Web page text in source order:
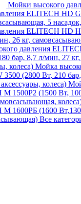
Мойки высокого
ELITECH HD
5
ELITECH HD
26 кг,
давления
бар, 8,7 л/мин, 27
колеса) Мойка
(2800 Вт, 210
колеса)
1500P2 (1500 Вт,
М 1600РБ (1600
Все